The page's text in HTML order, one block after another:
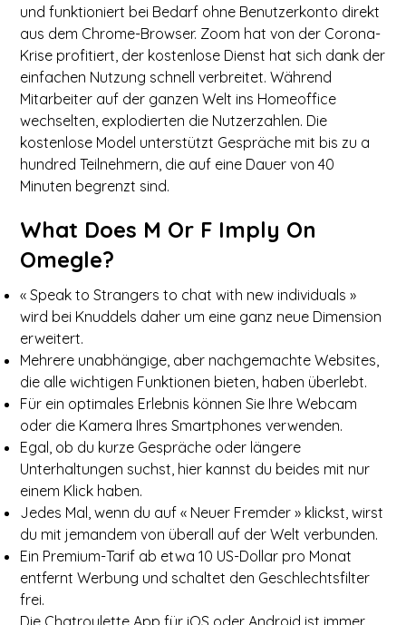
und funktioniert bei Bedarf ohne Benutzerkonto direkt
aus dem Chrome-Browser. Zoom hat von der Corona-
Krise profitiert, der kostenlose Dienst hat sich dank der
einfachen Nutzung schnell verbreitet. Während
Mitarbeiter auf der ganzen Welt ins Homeoffice
wechselten, explodierten die Nutzerzahlen. Die
kostenlose Model unterstützt Gespräche mit bis zu a
hundred Teilnehmern, die auf eine Dauer von 40
Minuten begrenzt sind.
What Does M Or F Imply On
Omegle?
« Speak to Strangers to chat with new individuals »
wird bei Knuddels daher um eine ganz neue Dimension
erweitert.
Mehrere unabhängige, aber nachgemachte Websites,
die alle wichtigen Funktionen bieten, haben überlebt.
Für ein optimales Erlebnis können Sie Ihre Webcam
oder die Kamera Ihres Smartphones verwenden.
Egal, ob du kurze Gespräche oder längere
Unterhaltungen suchst, hier kannst du beides mit nur
einem Klick haben.
Jedes Mal, wenn du auf « Neuer Fremder » klickst, wirst
du mit jemandem von überall auf der Welt verbunden.
Ein Premium-Tarif ab etwa 10 US-Dollar pro Monat
entfernt Werbung und schaltet den Geschlechtsfilter
frei.
Die Chatroulette App für iOS oder Android ist immer